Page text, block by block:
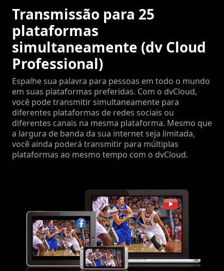
Transmissão para 25
plataformas
simultaneamente (dv Cloud
Professional)
Espalhe sua palavra para pessoas em todo o mundo
em suas plataformas preferidas. Com o dvCloud,
você pode transmitir simultaneamente para
diferentes plataformas de redes sociais ou
diferentes canais na mesma plataforma. Mesmo que
a largura de banda da sua internet seja limitada,
você ainda poderá transmitir para múltiplas
plataformas ao mesmo tempo com o dvCloud.